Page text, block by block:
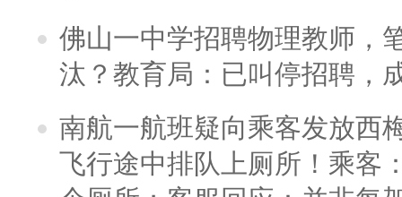
佛山一中学招聘物理教师，
汰？教育局：已叫停招聘，
南航一航班疑向乘客发放西
飞行途中排队上厕所！乘客